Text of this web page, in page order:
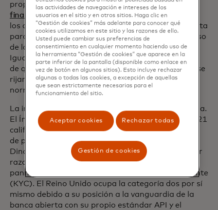
propuesta de la UE sobre
el acceso a los datos
financieros (FIDA)va específicamente más allá de
los datos de las cuentas de pago de la banca abierta
para “establecer un marco que rija el acceso y el uso
de los datos de los clientes en el sector financiero”.
Igualmente importante es que señala la necesidad
de que las instituciones financieras de toda la UE se
rijan por el mismo marco jurídico y las mismas
normas técnicas.
La importancia de los estándares es bien entendida.
El Índice de Preparación para la Banca Abierta 2021
califica a diez países europeos en cinco categorías
de preparación. Los países nórdicos de Suecia,
Dinamarca y Noruega ocupan la categoría uno por
razones que incluyen sus identificaciones digitales
pannórdicas y soluciones de conocimiento del cliente
(KYC). El Reino Unido ocupa la categoría dos por sí
mismo debido a su posición a la vanguardia de la
banca abierta con su propio estándar API y el
las actividades de navegación e intereses de los
usuarios en el sitio y en otros sitios. Haga clic en
“Gestión de cookies” más adelante para conocer qué
cookies utilizamos en este sitio y las razones de ello.
Usted puede cambiar sus preferencias de
consentimiento en cualquier momento haciendo uso de
la herramienta “Gestión de cookies” que aparece en la
parte inferior de la pantalla (disponible como enlace en
vez de botón en algunos sitios). Esto incluye rechazar
algunas o todas las cookies, a excepción de aquellas
que sean estrictamente necesarias para el
funcionamiento del sitio.
Aceptar cookies Rechazar todas
Gestión de cookies